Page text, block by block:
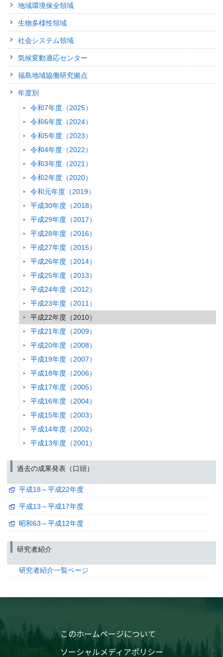
学会等名称 :第51回大気環境学会年会
予稿集名： 第51回大気環境学会年会講演要旨集, 492 (2010)
関連研究課題 1
研究発表
粒径別元素濃度比による長距離輸送エアロゾルの起源推定-
に-
発表者 : 日置正, 村野健太郎, 向井人史
学会等名称 :第51回大気環境学会年会
予稿集名：
高知県竜串湾に生息する造礁性サンゴ骨格の窒素同位体比
発表者 :山崎敦子, 渡邊剛, 角皆潤, 中地シュウ,
学会等名称 : 2010年度日本地球化学会第57回年会
関連研究課題 1
鹿児島県甑島列島に生息する造礁性サンゴ骨格中の過去68
比解析
発表者 :河村卓, 渡邊剛, 村山雅史,
学会等名称 : 2010年度日本地球化学会第57回年会
予稿集名：2010年度日本地球化学会第57回年会要旨集 (2010)
関連研究課題 1
研究発表
Investigation of carbon turnover and CO2 evolution in soil
forest soils: Insight from radiocarbon analysis of soil density
発表者 :Kondo M.(近藤美由紀),
学会等名称 :Organic matter stabilization and ecosystem functions
予稿集名：Abstracts of Organic matter stabilization and ecosystem
関連研究課題 1 関連研究課題 2
研究発表
光分解実験から見えてきたDOMの立体構造に関する発見
学会等名称 :日本陸水学会第75回大会
予稿集名：日本陸水学会第75回大会予稿集, 44 (2010)
関連研究課題 1 関連研究課題 2
各地域における低炭素社会実現への取り組み課題
発表者 :山形与志樹
「地域に根ざした脱温暖化・環境共生社会」研究領域シ
予稿集名：なし (2010)
研究発表
発表者 : 藤田壮,藤井実,
学会等名称 : 環境科学会2010年会
予稿集名：
同講演予稿集 (2010)
関連研究課題 1 関連研究課題 2
霞ヶ浦における溶存炭水化物の組成と季節変動〜湖水,底泥間
発表者 :佐藤貴之, 川崎伸之, 小松一弘, 今井章雄,
ボーリングと(14)C年代に基づいた荒川低地の沖積層形成過程
発表者 : 小松原純子, 中島礼, 木村克己, 福岡詩織, 石原与四郎,
内田昌
日本地質学会 第117年学術大会
地域環境保全領域
生物多様性領域
社会システム領域
気候変動適応センター
福島地域協働研究拠点
年度別
令和7年度（2025）
令和6年度（2024）
令和5年度（2023）
令和4年度（2022）
令和3年度（2021）
令和2年度（2020）
令和元年度（2019）
平成30年度（2018）
平成29年度（2017）
平成28年度（2016）
平成27年度（2015）
平成26年度（2014）
平成25年度（2013）
平成24年度（2012）
平成23年度（2011）
平成22年度（2010）
平成21年度（2009）
平成20年度（2008）
平成19年度（2007）
平成18年度（2006）
平成17年度（2005）
平成16年度（2004）
平成15年度（2003）
平成14年度（2002）
平成13年度（2001）
過去の成果発表（口頭）
平成18～平成22年度
平成13～平成17年度
昭和63～平成12年度
研究者紹介
研究者紹介一覧ページ
このホームページについて
ソーシャルメディアポリシー